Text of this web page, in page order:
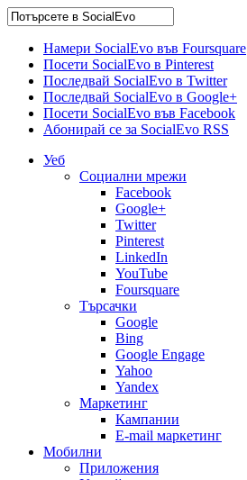
Намери SocialEvo във Foursquare
Посети SocialEvo в Pinterest
Последвай SocialEvo в Twitter
Последвай SocialEvo в Google+
Посети SocialEvo във Facebook
Абонирай се за SocialEvo RSS
Уеб
Социални мрежи
Facebook
Google+
Twitter
Pinterest
LinkedIn
YouTube
Foursquare
Търсачки
Google
Bing
Google Engage
Yahoo
Yandex
Маркетинг
Кампании
E-mail маркетинг
Мобилни
Приложения